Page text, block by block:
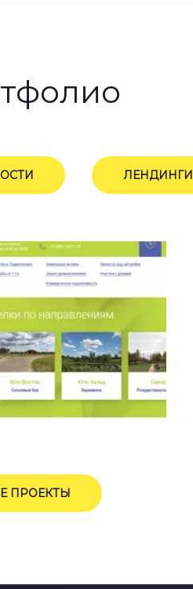
ЛЕНДИНГИ
ПРОЕКТЫ